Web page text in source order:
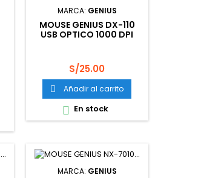
MARCA: GENIUS
MOUSE GENIUS DX-110
USB OPTICO 1000 DPI
Precio
S/25.00
 Añadir al carrito
 En stock
MARCA: GENIUS